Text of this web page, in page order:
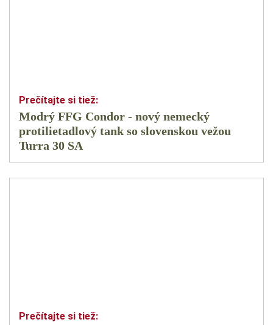
Modrý FFG Condor - nový nemecký
protilietadlový tank so slovenskou vežou
Turra 30 SA